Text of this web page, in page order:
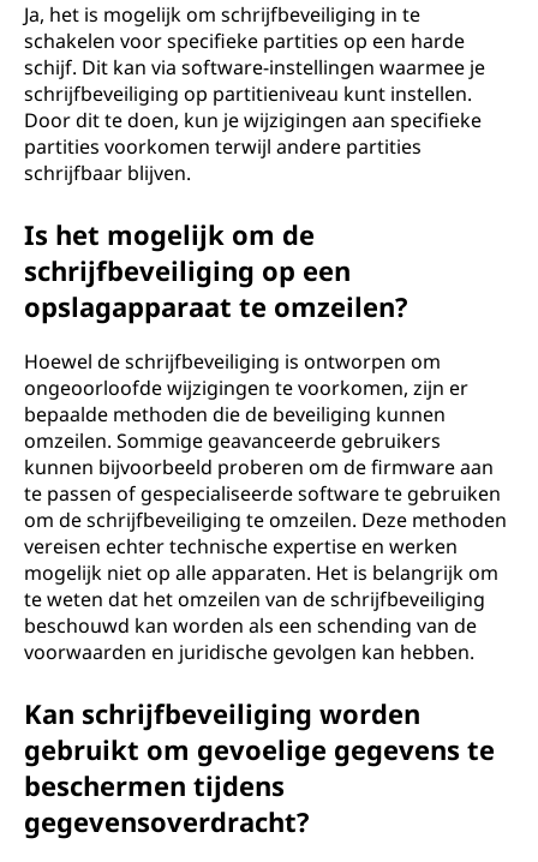
Ja, het is mogelijk om schrijfbeveiliging in te
schakelen voor specifieke partities op een harde
schijf. Dit kan via software-instellingen waarmee je
schrijfbeveiliging op partitieniveau kunt instellen.
Door dit te doen, kun je wijzigingen aan specifieke
partities voorkomen terwijl andere partities
schrijfbaar blijven.
Is het mogelijk om de
schrijfbeveiliging op een
opslagapparaat te omzeilen?
Hoewel de schrijfbeveiliging is ontworpen om
ongeoorloofde wijzigingen te voorkomen, zijn er
bepaalde methoden die de beveiliging kunnen
omzeilen. Sommige geavanceerde gebruikers
kunnen bijvoorbeeld proberen om de firmware aan
te passen of gespecialiseerde software te gebruiken
om de schrijfbeveiliging te omzeilen. Deze methoden
vereisen echter technische expertise en werken
mogelijk niet op alle apparaten. Het is belangrijk om
te weten dat het omzeilen van de schrijfbeveiliging
beschouwd kan worden als een schending van de
voorwaarden en juridische gevolgen kan hebben.
Kan schrijfbeveiliging worden
gebruikt om gevoelige gegevens te
beschermen tijdens
gegevensoverdracht?